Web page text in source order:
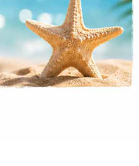
14 ημερών μόνο εάν το
σφραγισμένο σε άψογη